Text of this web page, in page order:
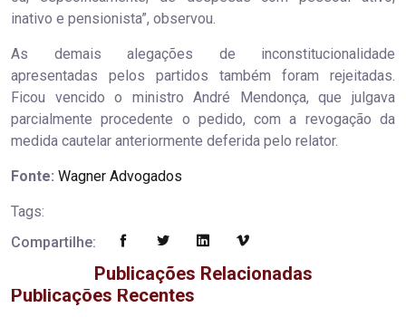
inativo e pensionista”, observou.
As demais alegações de inconstitucionalidade
apresentadas pelos partidos também foram rejeitadas.
Ficou vencido o ministro André Mendonça, que julgava
parcialmente procedente o pedido, com a revogação da
medida cautelar anteriormente deferida pelo relator.
Fonte: Wagner Advogados
Tags:
Compartilhe:
Publicações Relacionadas
Publicações Recentes